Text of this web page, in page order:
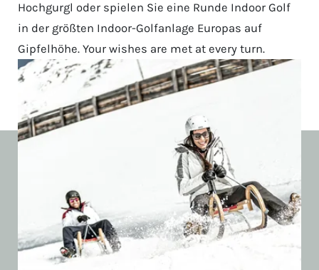
Hochgurgl oder spielen Sie eine Runde Indoor Golf
in der größten Indoor-Golfanlage Europas auf
Gipfelhöhe. Your wishes are met at every turn.